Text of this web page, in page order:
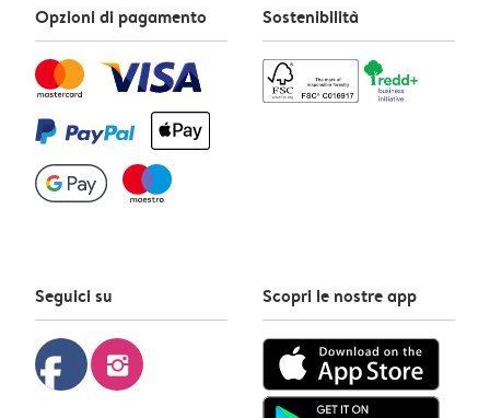
Opzioni di pagamento Sostenibilità
Seguici su
facebook instagram
Scopri le nostre app